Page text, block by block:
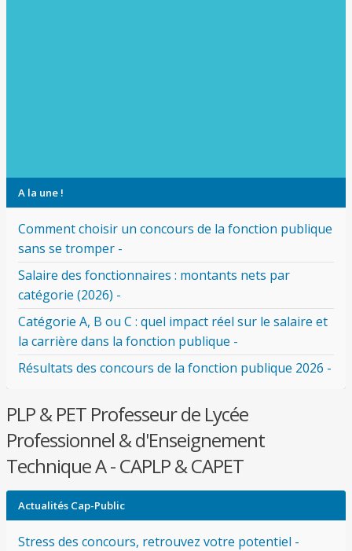
A la une !
Comment choisir un concours de la fonction publique
sans se tromper -
Salaire des fonctionnaires : montants nets par
catégorie (2026) -
Catégorie A, B ou C : quel impact réel sur le salaire et
la carrière dans la fonction publique -
Résultats des concours de la fonction publique 2026 -
PLP & PET Professeur de Lycée
Professionnel & d'Enseignement
Technique A - CAPLP & CAPET
Actualités Cap-Public
Stress des concours, retrouvez votre potentiel -